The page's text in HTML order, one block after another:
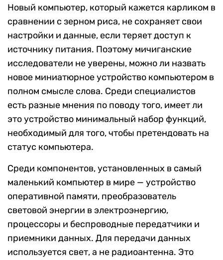
Новый компьютер, который кажется карликом в
сравнении с зерном риса, не сохраняет свои
настройки и данные, если теряет доступ к
источнику питания. Поэтому мичиганские
исследователи не уверены, можно ли назвать
новое миниатюрное устройство компьютером в
полном смысле слова. Среди специалистов
есть разные мнения по поводу того, имеет ли
это устройство минимальный набор функций,
необходимый для того, чтобы претендовать на
статус компьютера.
Среди компонентов, установленных в самый
маленький компьютер в мире — устройство
оперативной памяти, преобразователь
световой энергии в электроэнергию,
процессоры и беспроводные передатчики и
приемники данных. Для передачи данных
используется свет, а не радиоантенна. Это